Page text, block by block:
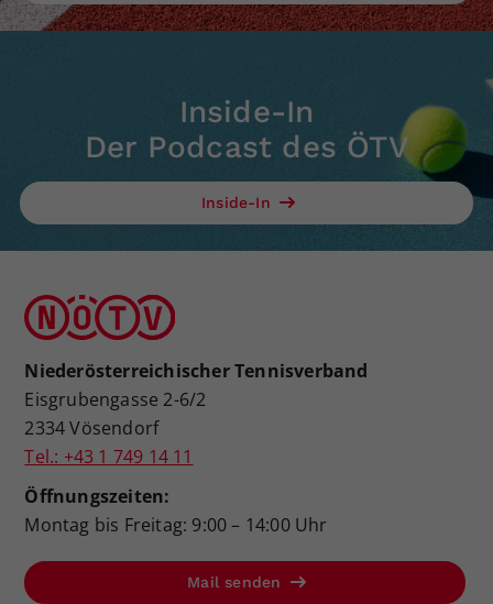
Inside-In
Der Podcast des ÖTV
Inside-In
Niederösterreichischer Tennisverband
Eisgrubengasse 2-6/2
2334 Vösendorf
Tel.: +43 1 749 14 11
Öffnungszeiten:
Montag bis Freitag: 9:00 – 14:00 Uhr
Mail senden